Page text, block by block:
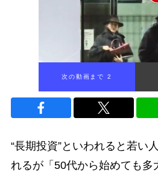
次の動画まで 2
“長期投資”といわれると若い
れるが「50代から始めても多